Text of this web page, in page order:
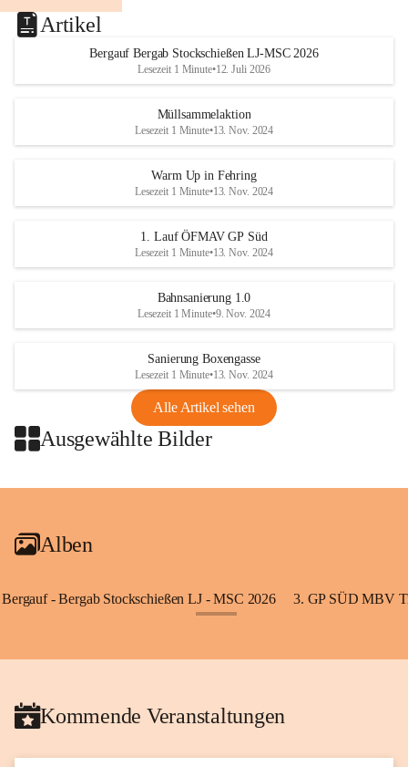
Artikel
Bergauf Bergab Stockschießen LJ-MSC 2026
Lesezeit 1 Minute•12. Juli 2026
Müllsammelaktion
Lesezeit 1 Minute•13. Nov. 2024
Warm Up in Fehring
Lesezeit 1 Minute•13. Nov. 2024
1. Lauf ÖFMAV GP Süd
Lesezeit 1 Minute•13. Nov. 2024
Bahnsanierung 1.0
Lesezeit 1 Minute•9. Nov. 2024
Sanierung Boxengasse
Lesezeit 1 Minute•13. Nov. 2024
Alle Artikel sehen
Ausgewählte Bilder
+2
Alben
Bergauf - Bergab Stockschießen LJ - MSC 2026 3. GP SÜD MBV
Kommende Veranstaltungen